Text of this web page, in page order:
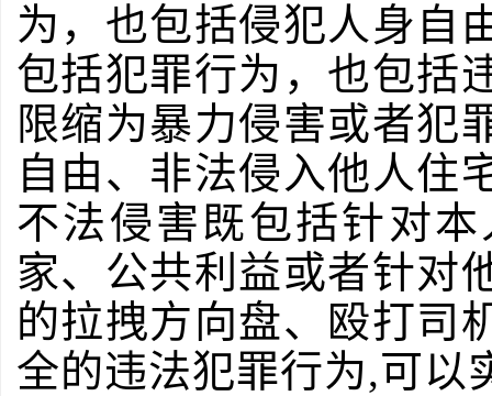
为，也包括侵犯人身自
包括犯罪行为，也包括
限缩为暴力侵害或者犯
自由、非法侵入他人住
不法侵害既包括针对
家、公共利益或者针对
的拉拽方向盘、殴打司
全的违法犯罪行为,可以